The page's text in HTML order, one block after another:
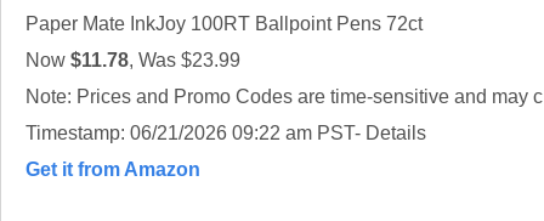
Paper Mate InkJoy 100RT Ballpoint Pens 72ct
Now $11.78, Was $23.99
Note: Prices and Promo Codes are time-sensitive and may
Timestamp: 06/21/2026 09:22 am PST- Details
Get it from Amazon